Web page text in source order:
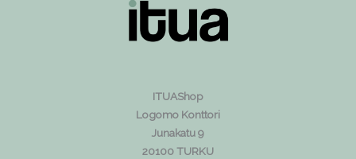
ITUAShop
Logomo Konttori
Junakatu 9
20100 TURKU